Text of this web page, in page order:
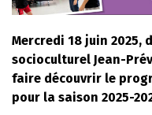
Mercredi 18 juin 2025,
socioculturel Jean-
faire découvrir le
pour la saison 2025-